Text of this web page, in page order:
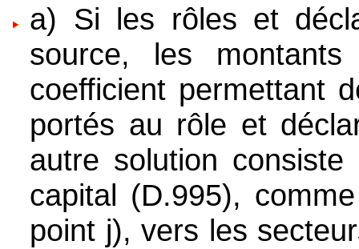
a) Si les rôles et
source, les
coefficient permettant
portés au rôle et
autre solution
capital (D.995),
point j), vers les